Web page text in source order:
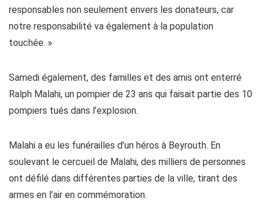
responsables non seulement envers les donateurs, car
notre responsabilité va également à la population
touchée. »
Samedi également, des familles et des amis ont enterré
Ralph Malahi, un pompier de 23 ans qui faisait partie des 10
pompiers tués dans l’explosion.
Malahi a eu les funérailles d’un héros à Beyrouth. En
soulevant le cercueil de Malahi, des milliers de personnes
ont défilé dans différentes parties de la ville, tirant des
armes en l’air en commémoration.